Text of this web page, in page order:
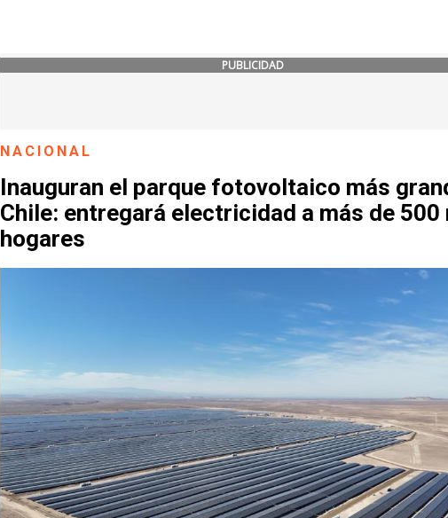
PUBLICIDAD
NACIONAL
Inauguran el parque fotovoltaico más
Chile: entregará electricidad a más de 500
hogares